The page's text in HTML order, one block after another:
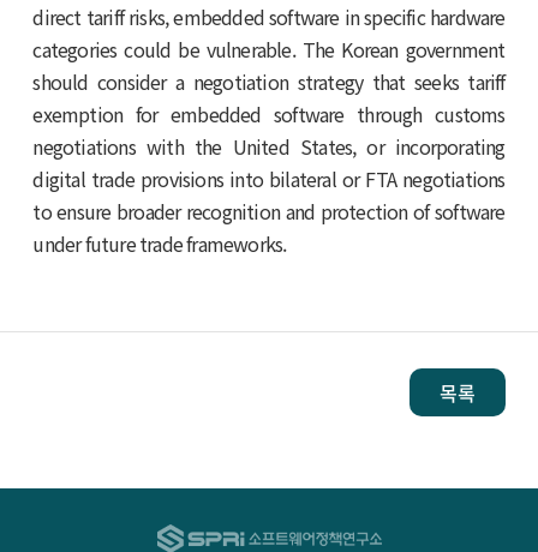
direct tariff risks, embedded software in specific hardware
categories could be vulnerable. The Korean government
should consider a negotiation strategy that seeks tariff
exemption for embedded software through customs
negotiations with the United States, or incorporating
digital trade provisions into bilateral or FTA negotiations
to ensure broader recognition and protection of software
under future trade frameworks.
목록